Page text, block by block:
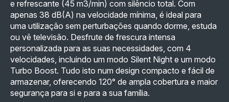
e refrescante (45 m3/min) com silêncio total. Com
apenas 38 dB(A) na velocidade mínima, é ideal para
uma utilização sem perturbações quando dorme, estuda
ou vê televisão. Desfrute de frescura intensa
personalizada para as suas necessidades, com 4
velocidades, incluindo um modo Silent Night e um modo
Turbo Boost. Tudo isto num design compacto e fácil de
armazenar, oferecendo 120° de ampla cobertura e maior
segurança para si e para a sua família.